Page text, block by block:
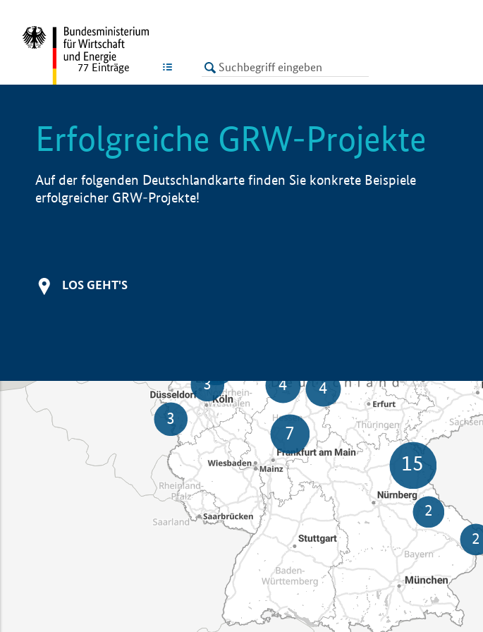
LISTE
77 Einträge
Erfolgreiche GRW-Projekte
Auf der folgenden Deutschlandkarte finden Sie konkrete Beispiele
erfolgreicher GRW-Projekte!
LOS GEHT'S